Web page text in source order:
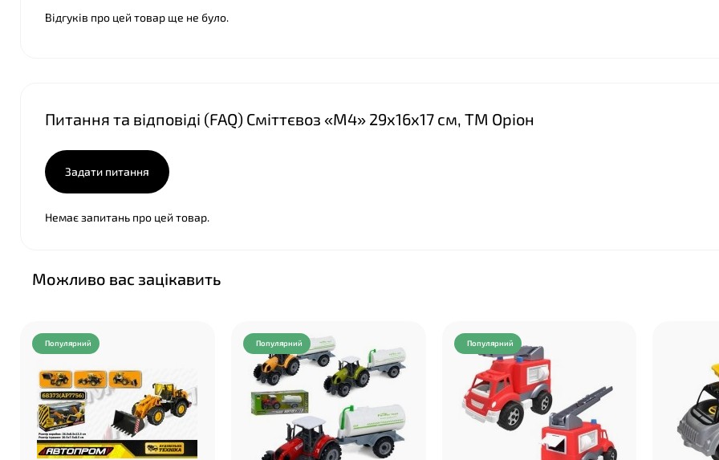
Відгуків про цей товар ще не було.
Питання та відповіді (FAQ) Сміттєвоз «М4» 29х16х17 см, ТМ Оріон
Задати питання
Немає запитань про цей товар.
Можливо вас зацікавить
Популярний Популярний Популярний